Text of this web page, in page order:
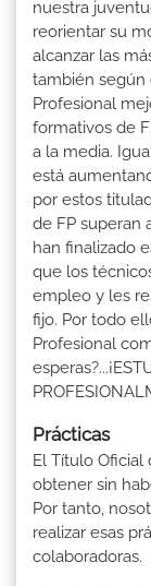
nuestra
reorientar su
alcanzar las
también según
Profesional
formativos de
a la media.
está
por estos
de FP superan
han finalizado
que los
empleo y les
fijo. Por todo
Profesional
Prácticas
El Título
obtener sin
Por tanto,
realizar esas
colaboradoras.